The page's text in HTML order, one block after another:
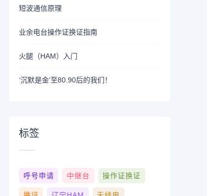
短波通信原理
业余电台操作证换证指南
火腿（HAM）入门
‘沉默是金’至80.90后的我们！
标签
呼号申请 中继台 操作证换证